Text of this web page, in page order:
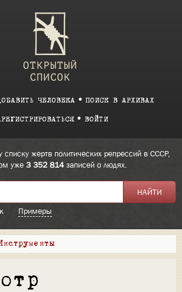
ЧЕЛОВЕКА ПОИСК В АРХИВАХ
ВОЙТИ
жертв политических репрессий в СССР,
уже 3 352 814записей о людях.
Примеры